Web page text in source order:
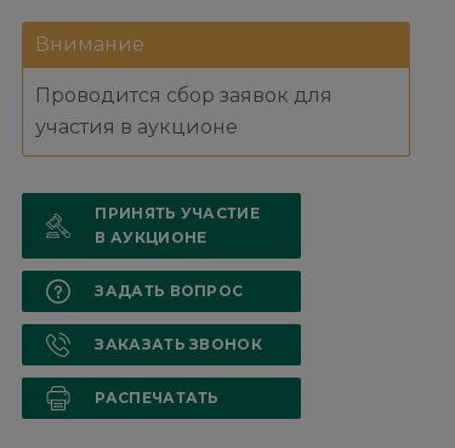
Внимание
Проводится сбор заявок для
участия в аукционе
ПРИНЯТЬ УЧАСТИЕ
В АУКЦИОНЕ
ЗАДАТЬ ВОПРОС
ЗАКАЗАТЬ ЗВОНОК
РАСПЕЧАТАТЬ